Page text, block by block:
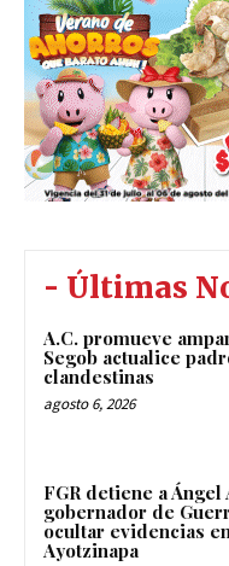
- Últimas
A.C. promueve
Segob actualice
clandestinas
agosto 6, 2026
FGR detiene a
gobernador de
ocultar evidencias
Ayotzinapa